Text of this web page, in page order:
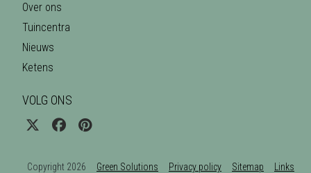
Over ons
Tuincentra
Nieuws
Ketens
VOLG ONS
Copyright 2026 Green Solutions Privacy policy Sitemap Links